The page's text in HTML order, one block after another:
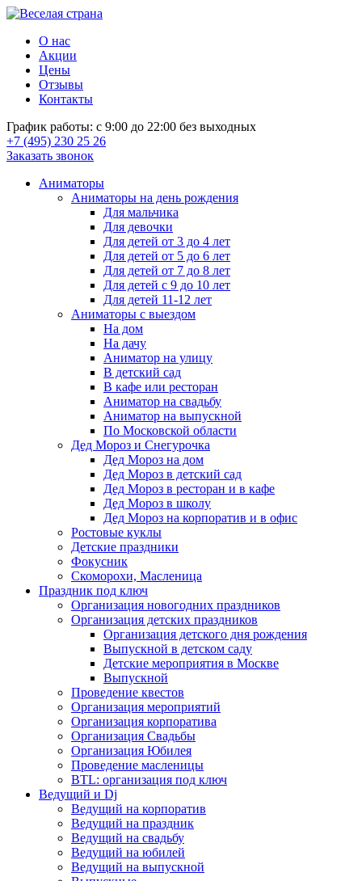
О нас
Акции
Цены
Отзывы
Контакты
График работы: с 9:00 до 22:00 без выходных
+7 (495) 230 25 26
Заказать звонок
Аниматоры
Аниматоры на день рождения
Для мальчика
Для девочки
Для детей от 3 до 4 лет
Для детей от 5 до 6 лет
Для детей от 7 до 8 лет
Для детей с 9 до 10 лет
Для детей 11-12 лет
Аниматоры с выездом
На дом
На дачу
Аниматор на улицу
В детский сад
В кафе или ресторан
Аниматор на свадьбу
Аниматор на выпускной
По Московской области
Дед Мороз и Снегурочка
Дед Мороз на дом
Дед Мороз в детский сад
Дед Мороз в ресторан и в кафе
Дед Мороз в школу
Дед Мороз на корпоратив и в офис
Ростовые куклы
Детские праздники
Фокусник
Скоморохи, Масленица
Праздник под ключ
Организация новогодних праздников
Организация детских праздников
Организация детского дня рождения
Выпускной в детском саду
Детские мероприятия в Москве
Выпускной
Проведение квестов
Организация мероприятий
Организация корпоратива
Организация Свадьбы
Организация Юбилея
Проведение масленицы
BTL: организация под ключ
Ведущий и Dj
Ведущий на корпоратив
Ведущий на праздник
Ведущий на свадьбу
Ведущий на юбилей
Ведущий на выпускной